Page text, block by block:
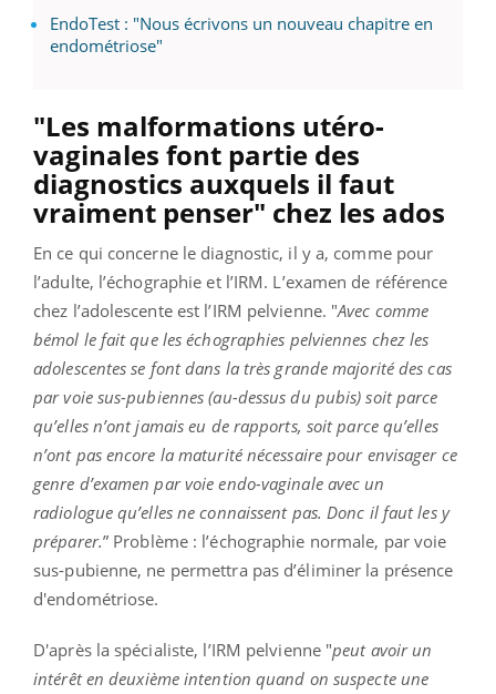
EndoTest : "Nous écrivons un nouveau chapitre en
endométriose"
"Les malformations utéro-
vaginales font partie des
diagnostics auxquels il faut
vraiment penser" chez les ados
En ce qui concerne le diagnostic, il y a, comme pour
l’adulte, l’échographie et l’IRM. L’examen de référence
chez l’adolescente est l’IRM pelvienne. "Avec comme
bémol le fait que les échographies pelviennes chez les
adolescentes se font dans la très grande majorité des cas
par voie sus-pubiennes (au-dessus du pubis) soit parce
qu’elles n’ont jamais eu de rapports, soit parce qu’elles
n’ont pas encore la maturité nécessaire pour envisager ce
genre d’examen par voie endo-vaginale avec un
radiologue qu’elles ne connaissent pas. Donc il faut les y
préparer.” Problème : l’échographie normale, par voie
sus-pubienne, ne permettra pas d’éliminer la présence
d'endométriose.
D'après la spécialiste, l’IRM pelvienne "peut avoir un
intérêt en deuxième intention quand on suspecte une